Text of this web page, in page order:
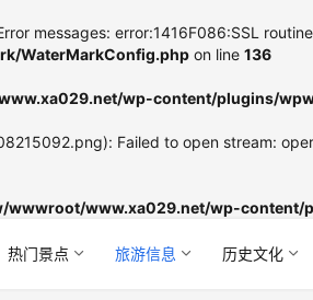
messages: error:1416F086:SSL
WaterMarkConfig.php on line 136
wp-content/plugins/
Failed to open stream:
wwwroot/www.xa029.net/wp-content/
热门景点 旅游信息 历史文化